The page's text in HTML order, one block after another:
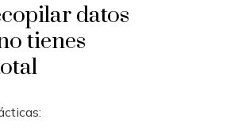
datos
tienes